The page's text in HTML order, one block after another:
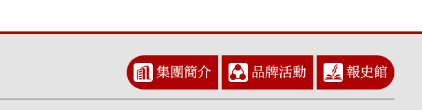
集團簡介 品牌活動 報史館